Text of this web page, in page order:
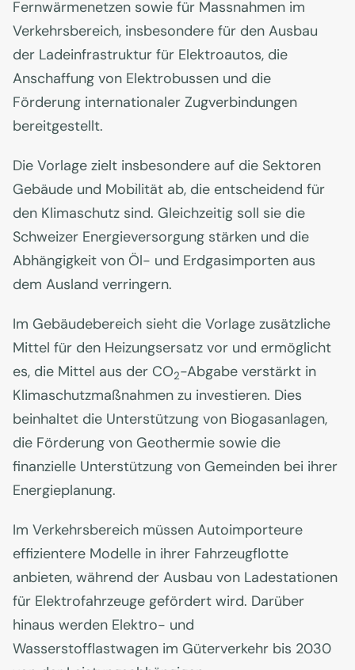
Fernwärmenetzen sowie für Massnahmen im
Verkehrsbereich, insbesondere für den Ausbau
der Ladeinfrastruktur für Elektroautos, die
Anschaffung von Elektrobussen und die
Förderung internationaler Zugverbindungen
bereitgestellt.
Die Vorlage zielt insbesondere auf die Sektoren
Gebäude und Mobilität ab, die entscheidend für
den Klimaschutz sind. Gleichzeitig soll sie die
Schweizer Energieversorgung stärken und die
Abhängigkeit von Öl- und Erdgasimporten aus
dem Ausland verringern.
Im Gebäudebereich sieht die Vorlage zusätzliche
Mittel für den Heizungsersatz vor und ermöglicht
es, die Mittel aus der CO2-Abgabe verstärkt in
Klimaschutzmaßnahmen zu investieren. Dies
beinhaltet die Unterstützung von Biogasanlagen,
die Förderung von Geothermie sowie die
finanzielle Unterstützung von Gemeinden bei ihrer
Energieplanung.
Im Verkehrsbereich müssen Autoimporteure
effizientere Modelle in ihrer Fahrzeugflotte
anbieten, während der Ausbau von Ladestationen
für Elektrofahrzeuge gefördert wird. Darüber
hinaus werden Elektro- und
Wasserstofflastwagen im Güterverkehr bis 2030